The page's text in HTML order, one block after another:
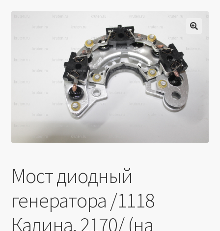
Политика в отношении обработки персональных
Производители
Юридические данные
Мост диодный
генератора /1118
Калина, 2170/ (на